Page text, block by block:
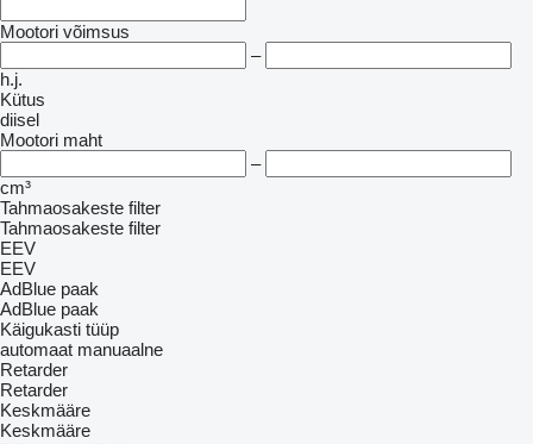
Mootori võimsus
–
h.j.
Kütus
diisel
Mootori maht
–
cm³
Tahmaosakeste filter
Tahmaosakeste filter
EEV
EEV
AdBlue paak
AdBlue paak
Käigukasti tüüp
automaat manuaalne
Retarder
Retarder
Keskmääre
Keskmääre